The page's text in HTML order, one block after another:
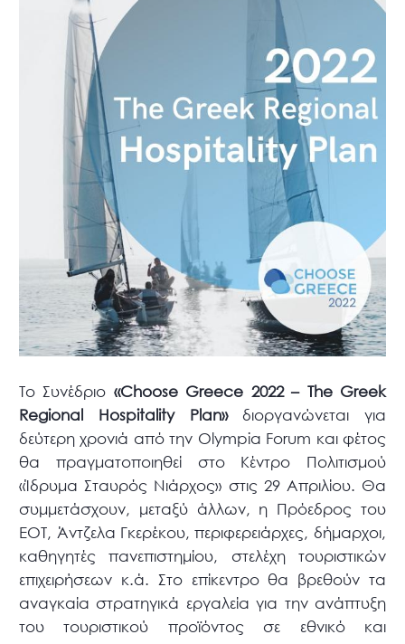
Το Συνέδριο «Choose Greece 2022 – The Greek
Regional Hospitality Plan» διοργανώνεται για
δεύτερη χρονιά από την Olympia Forum και φέτος
θα πραγματοποιηθεί στο Κέντρο Πολιτισμού
«Ίδρυμα Σταυρός Νιάρχος» στις 29 Απριλίου. Θα
συμμετάσχουν, μεταξύ άλλων, η Πρόεδρος του
ΕΟΤ, Άντζελα Γκερέκου, περιφερειάρχες, δήμαρχοι,
καθηγητές πανεπιστημίου, στελέχη τουριστικών
επιχειρήσεων κ.ά. Στο επίκεντρο θα βρεθούν τα
αναγκαία στρατηγικά εργαλεία για την ανάπτυξη
του τουριστικού προϊόντος σε εθνικό και